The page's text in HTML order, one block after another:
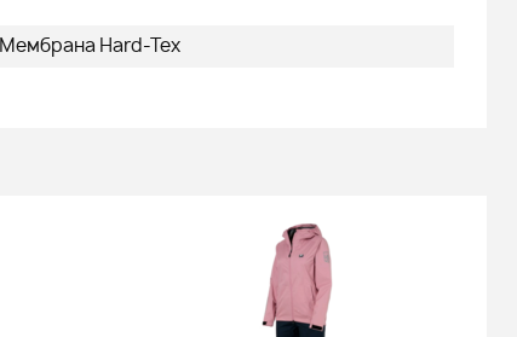
Мембрана Hard-Tex